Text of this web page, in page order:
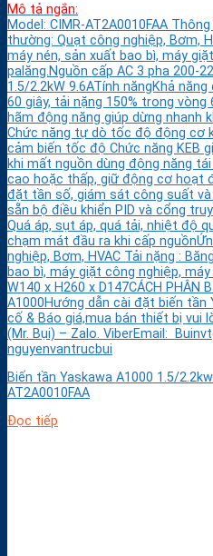
Mô tả ngắn:
Model: CIMR-AT2A0010FAA
thường: Quạt công nghiệp, Bơm,
máy nén, sản xuất bao bì, máy
palăng.Nguồn cấp AC 3 pha 200-
1.5/2.2kW 9.6ATính năngKhả
60 giây, tải nặng 150% trong
hãm động năng giúp dừng nhanh
Chức năng tự dò tốc độ động cơ
cảm biến tốc độ Chức năng KEB
khi mất nguồn dùng động năng
cao hoặc thấp, giữ động cơ hoạt
đặt tần số, giám sát công suất
sẵn bộ điều khiển PID và cổng
Quá áp, sụt áp, quá tải, nhiệt độ
chạm mát đầu ra khi cấp
nghiệp, Bơm, HVAC Tải nặng :
bao bì, máy giặt công nghiệp,
W140 x H260 x D147CÁCH PHÂN
A1000Hướng dẫn cài đặt biến tần
cố & Báo giá,mua bán thiết bị vui
(Mr. Bụi) – Zalo. ViberEmail:
nguyenvantrucbui
Biến tần Yaskawa A1000 1.5/
AT2A0010FAA
Đọc tiếp